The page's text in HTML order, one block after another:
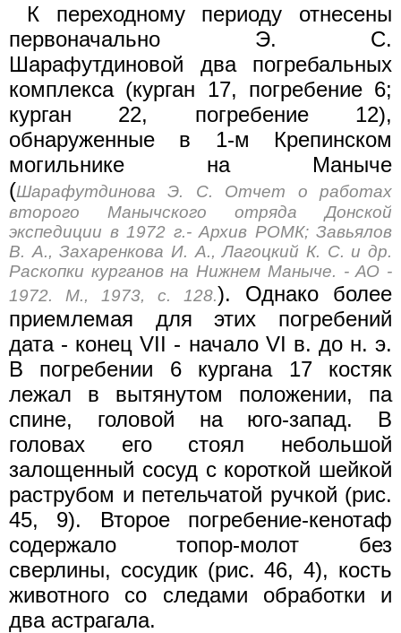
К переходному периоду отнесены
первоначально Э. С.
Шарафутдиновой два погребальных
комплекса (курган 17, погребение 6;
курган 22, погребение 12),
обнаруженные в 1-м Крепинском
могильнике на Маныче
(Шарафутдинова Э. С. Отчет о работах
второго Манычского отряда Донской
экспедиции в 1972 г.- Архив РОМК; Завьялов
В. А., Захаренкова И. А., Лагоцкий К. С. и др.
Раскопки курганов на Нижнем Маныче. - АО -
1972. М., 1973, с. 128.). Однако более
приемлемая для этих погребений
дата - конец VII - начало VI в. до н. э.
В погребении 6 кургана 17 костяк
лежал в вытянутом положении, па
спине, головой на юго-запад. В
головах его стоял небольшой
залощенный сосуд с короткой шейкой
раструбом и петельчатой ручкой (рис.
45, 9). Второе погребение-кенотаф
содержало топор-молот без
сверлины, сосудик (рис. 46, 4), кость
животного со следами обработки и
два астрагала.